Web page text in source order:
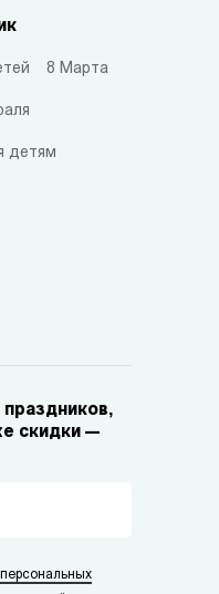
8 Марта
детям
скидки —
персональных